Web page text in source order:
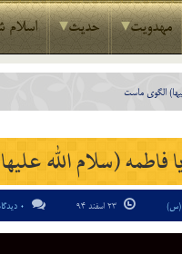
مهدویت حدیث اسلام
الگوي ماست
فاطمه (سلام الله
(س) 0 دیدگاه